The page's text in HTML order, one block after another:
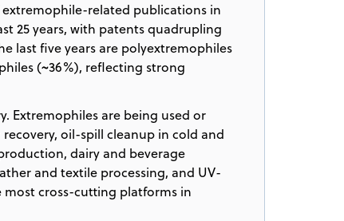
extremophile-related publications in
25 years, with patents quadrupling
last five years are polyextremophiles
(~36%), reflecting strong
Extremophiles are being used or
oil-spill cleanup in cold and
dairy and beverage
and textile processing, and UV-
cross-cutting platforms in